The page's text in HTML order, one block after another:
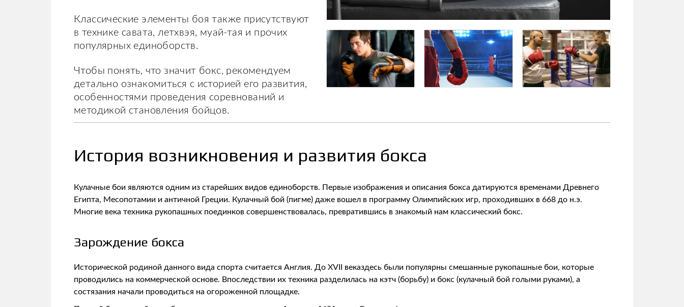
Классические элементы боя также присутствуют
в технике савата, летхвэя, муай-тая и прочих
популярных единоборств.
Чтобы понять, что значит бокс, рекомендуем
детально ознакомиться с историей его развития,
особенностями проведения соревнований и
методикой становления бойцов.
История возникновения и развития бокса
Кулачные бои являются одним из старейших видов единоборств. Первые изображения и описания бокса датируются временами Древнего
Египта, Месопотамии и античной Греции. Кулачный бой (пигме) даже вошел в программу Олимпийских игр, проходивших в 668 до н.э.
Многие века техника рукопашных поединков совершенствовалась, превратившись в знакомый нам классический бокс.
Зарождение бокса
Исторической родиной данного вида спорта считается Англия. До XVII веказдесь были популярны смешанные рукопашные бои, которые
проводились на коммерческой основе. Впоследствии их техника разделилась на кэтч (борьбу) и бокс (кулачный бой голыми руками), а
состязания начали проводиться на огороженной площадке.